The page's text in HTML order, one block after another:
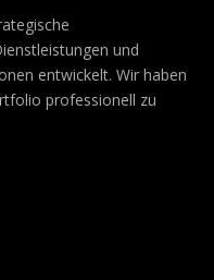
und
entwickelt. Wir haben
professionell zu